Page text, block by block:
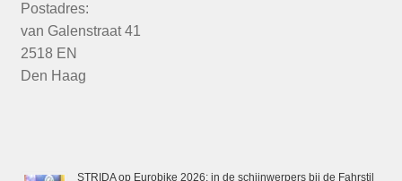
Postadres:
van Galenstraat 41
2518 EN
Den Haag
STRIDA op Eurobike 2026: in de schijnwerpers bij de Fahrstil